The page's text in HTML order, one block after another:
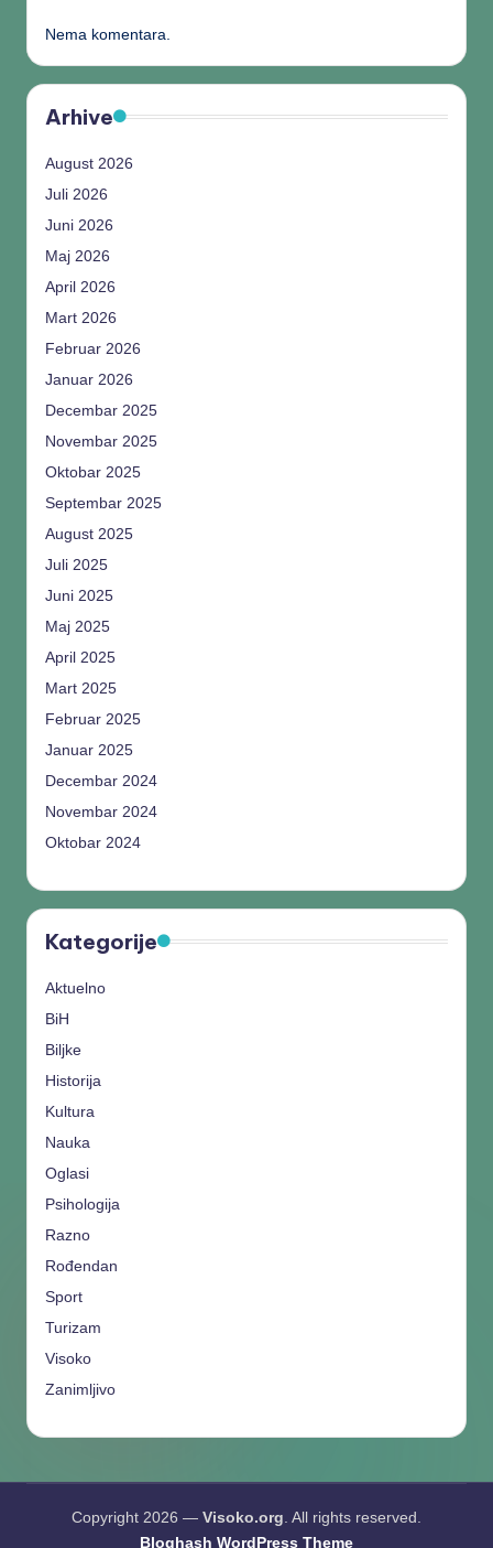
Nema komentara.
Arhive
August 2026
Juli 2026
Juni 2026
Maj 2026
April 2026
Mart 2026
Februar 2026
Januar 2026
Decembar 2025
Novembar 2025
Oktobar 2025
Septembar 2025
August 2025
Juli 2025
Juni 2025
Maj 2025
April 2025
Mart 2025
Februar 2025
Januar 2025
Decembar 2024
Novembar 2024
Oktobar 2024
Kategorije
Aktuelno
BiH
Biljke
Historija
Kultura
Nauka
Oglasi
Psihologija
Razno
Rođendan
Sport
Turizam
Visoko
Zanimljivo
Copyright 2026 — Visoko.org. All rights reserved.
Bloghash WordPress Theme